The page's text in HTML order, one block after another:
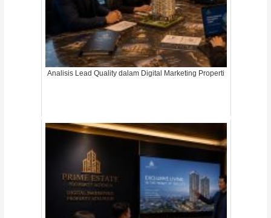
Analisis Lead Quality dalam Digital Marketing Properti